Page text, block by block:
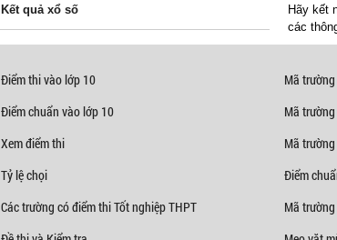
Kết quả xổ số
Hãy kết
các
Điểm thi vào lớp 10
Mã
Điểm chuẩn vào lớp 10
Mã
Xem điểm thi
Mã trường
Tỷ lệ chọi
Điểm
Các trường có điểm thi Tốt nghiệp THPT
Mã